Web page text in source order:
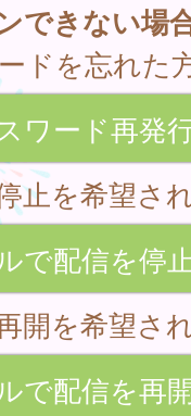
できない場
ドを忘れた
ワード再発
止を希望さ
で配信を停
開を希望さ
で配信を再